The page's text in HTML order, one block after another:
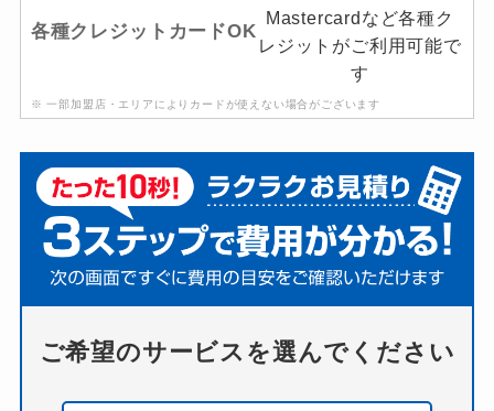
各種クレジットカードOK
※ 一部加盟店・エリアによりカードが使えない場合がございます
ご希望のサービスを選んでください